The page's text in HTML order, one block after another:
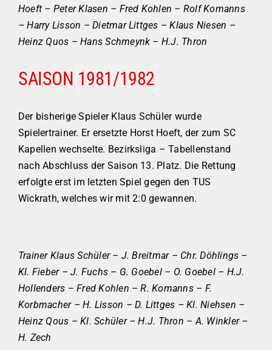
Hoeft – Peter Klasen – Fred Kohlen – Rolf Komanns
– Harry Lisson – Dietmar Littges – Klaus Niesen –
Heinz Quos – Hans Schmeynk – H.J. Thron
SAISON 1981/1982
Der bisherige Spieler Klaus Schüler wurde
Spielertrainer. Er ersetzte Horst Hoeft, der zum SC
Kapellen wechselte. Bezirksliga – Tabellenstand
nach Abschluss der Saison 13. Platz. Die Rettung
erfolgte erst im letzten Spiel gegen den TUS
Wickrath, welches wir mit 2:0 gewannen.
Trainer Klaus Schüler – J. Breitmar – Chr. Döhlings –
Kl. Fieber – J. Fuchs – G. Goebel – O. Goebel – H.J.
Hollenders – Fred Kohlen – R. Komanns – F.
Korbmacher – H. Lisson – D. Littges – Kl. Niehsen –
Heinz Qous – Kl. Schüler – H.J. Thron – A. Winkler –
H. Zech